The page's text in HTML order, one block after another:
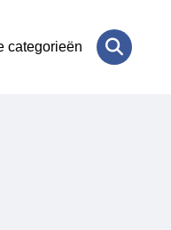
categorieën